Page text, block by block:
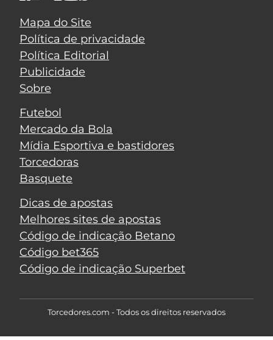
Mapa do Site
Política de privacidade
Política Editorial
Publicidade
Sobre
Futebol
Mercado da Bola
Mídia Esportiva e bastidores
Torcedoras
Basquete
Dicas de apostas
Melhores sites de apostas
Código de indicação Betano
Código bet365
Código de indicação Superbet
Torcedores.com - Todos os direitos reservados